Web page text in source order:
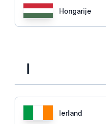
Hongarije
I
Ierland